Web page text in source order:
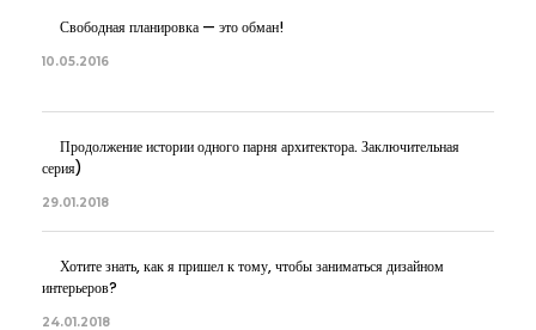
Свободная планировка — это обман!
10.05.2016
Продолжение истории одного парня архитектора. Заключительная
серия)
29.01.2018
Хотите знать, как я пришел к тому, чтобы заниматься дизайном
интерьеров?
24.01.2018